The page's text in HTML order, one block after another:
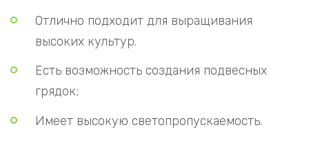
Отлично подходит для выращивания
высоких культур.
Есть возможность создания подвесных
грядок;
Имеет высокую светопропускаемость.